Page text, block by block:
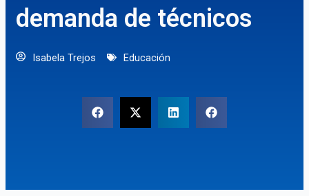
demanda de técnicos
Isabela Trejos Educación